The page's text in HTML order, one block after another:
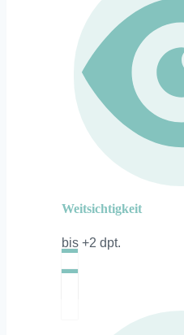
Weitsichtigkeit
bis +2 dpt.